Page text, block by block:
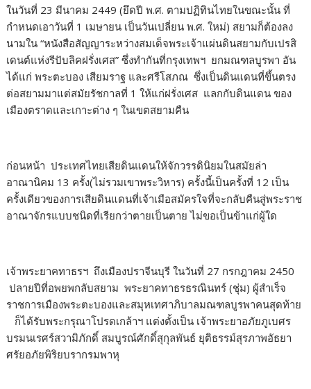
ในวันที่ 23 มีนาคม 2449 (ยึดปี พ.ศ. ตามปฏิทินไทยในขณะนั้น ที่
กำหนดเอาวันที่ 1 เมษายน เป็นวันเปลี่ยน พ.ศ. ใหม่) สยามก็ต้องลง
นามใน “หนังสือสัญญาระหว่างสมเด็จพระเจ้าแผ่นดินสยามกับเปรสิ
เดนต์แห่งรีปับลิคฝรั่งเศส” ซึ่งทำกันที่กรุงเทพฯ ยกมณฑลบูรพา อัน
ได้แก่ พระตะบอง เสียมราฐ และศรีโสภณ ซึ่งเป็นดินแดนที่ขึ้นตรง
ต่อสยามมาแต่สมัยรัชกาลที่ 1 ให้แก่ฝรั่งเศส แลกกับดินแดน ของ
เมืองตราดและเกาะต่าง ๆ ในเขตสยามคืน
ก่อนหน้า ประเทศไทยเสียดินแดนให้จักวรรดินิยมในสมัยล่า
อาณานิคม 13 ครั้ง(ไม่รวมเขาพระวิหาร) ครั้งนี้เป็นครั้งที่ 12 เป็น
ครั้งเดียวของการเสียดินแดนที่เจ้าเมือสมัครใจที่จะกลับคืนสู่พระราช
อาณาจักรแบบชนิดที่เรียกว่าตายเป็นตาย ไม่ขอเป็นข้าแก่ผู้ใด
เจ้าพระยาคทาธรฯ ถึงเมืองปราจีนบุรี ในวันที่ 27 กรกฎาคม 2450
ปลายปีที่อพยพกลับสยาม พระยาคทาธรธรณินทร์ (ชุ่ม) ผู้สำเร็จ
ราชการเมืองพระตะบองและสมุหเทศาภิบาลมณฑลบูรพาคนสุดท้าย
ก็ได้รับพระกรุณาโปรดเกล้าฯ แต่งตั้งเป็น เจ้าพระยาอภัยภูเบศร
บรมนเรศร์สวามิภักดิ์ สมบูรณ์ศักดิ์สุกุลพันธ์ ยุติธรรม์สุรภาพอัธยา
ศรัยอภัยพิริยบรากรมพาหุ